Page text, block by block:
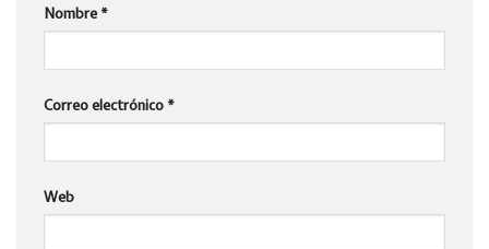
Nombre *
Correo electrónico *
Web